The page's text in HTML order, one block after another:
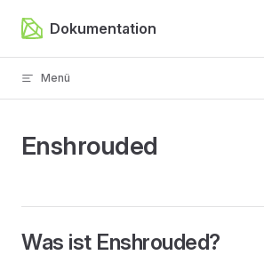
Zum Inhalt springen
Dokumentation
Menü
Enshrouded
Was ist Enshrouded?